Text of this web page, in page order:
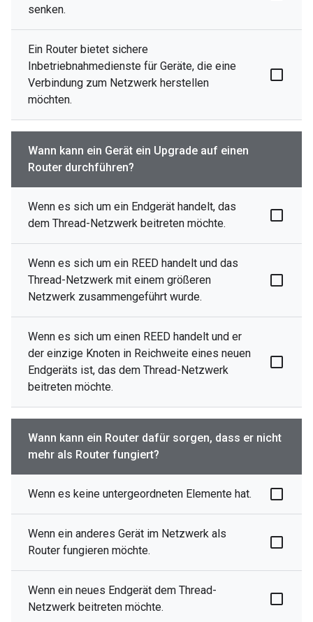
senken.
Ein Router bietet sichere
Inbetriebnahmedienste für Geräte, die eine
Verbindung zum Netzwerk herstellen
möchten.
Wann kann ein Gerät ein Upgrade auf einen
Router durchführen?
Wenn es sich um ein Endgerät handelt, das
dem Thread-Netzwerk beitreten möchte.
Wenn es sich um ein REED handelt und das
Thread-Netzwerk mit einem größeren
Netzwerk zusammengeführt wurde.
Wenn es sich um einen REED handelt und er
der einzige Knoten in Reichweite eines neuen
Endgeräts ist, das dem Thread-Netzwerk
beitreten möchte.
Wann kann ein Router dafür sorgen, dass er nicht
mehr als Router fungiert?
Wenn es keine untergeordneten Elemente hat.
Wenn ein anderes Gerät im Netzwerk als
Router fungieren möchte.
Wenn ein neues Endgerät dem Thread-
Netzwerk beitreten möchte.